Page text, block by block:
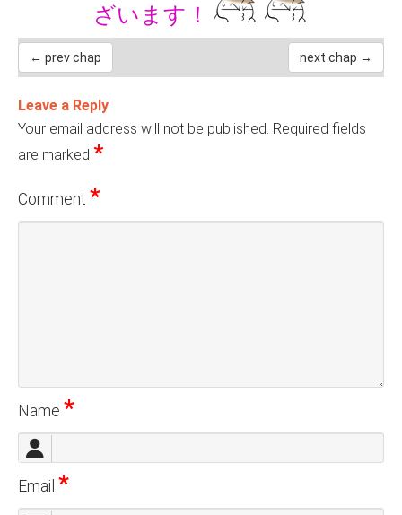
ざいます！
← prev chap next chap →
Leave a Reply
Your email address will not be published. Required fields
are marked *
Comment *
Name *
Email *